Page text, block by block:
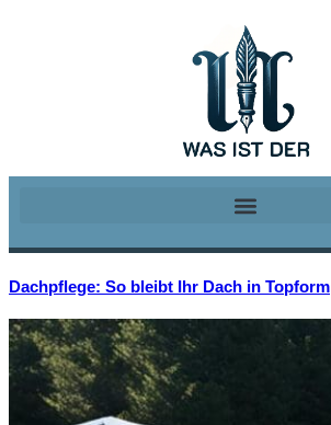
Dachpflege: So bleibt Ihr Dach in Topform